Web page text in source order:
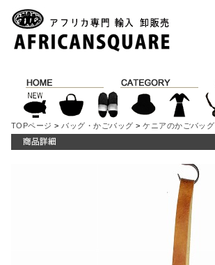
TOPページ > バッグ・かごバッグ >ケニアのかごバッグ